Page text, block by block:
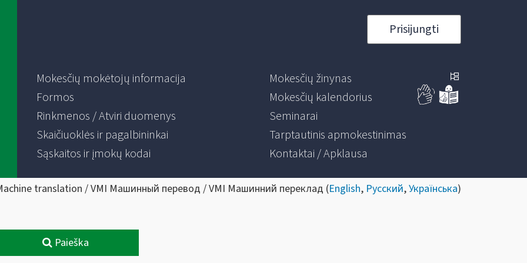
Prisijungti
Mokesčių mokėtojų informacija
Formos
Rinkmenos / Atviri duomenys
Skaičiuoklės ir pagalbininkai
Sąskaitos ir įmokų kodai
Mokesčių žinynas
Mokesčių kalendorius
Seminarai
Tarptautinis apmokestinimas
Kontaktai / Apklausa
translation / VMI Машинный перевод / VMI Машинний переклад (English, Русский,Українська)
Paieška